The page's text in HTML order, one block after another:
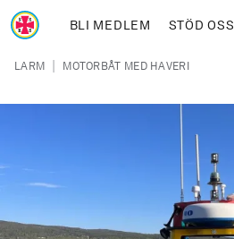
Hoppa till huvudinnehåll
BLI MEDLEM STÖD OSS
Länkstig
LARM | MOTORBÅT MED HAVERI